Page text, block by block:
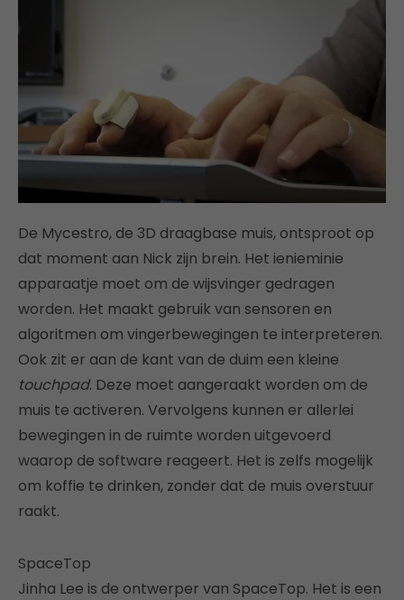
De Mycestro, de 3D draagbase muis, ontsproot op
dat moment aan Nick zijn brein. Het ienieminie
apparaatje moet om de wijsvinger gedragen
worden. Het maakt gebruik van sensoren en
algoritmen om vingerbewegingen te interpreteren.
Ook zit er aan de kant van de duim een kleine
touchpad. Deze moet aangeraakt worden om de
muis te activeren. Vervolgens kunnen er allerlei
bewegingen in de ruimte worden uitgevoerd
waarop de software reageert. Het is zelfs mogelijk
om koffie te drinken, zonder dat de muis overstuur
raakt.
SpaceTop
Jinha Lee is de ontwerper van SpaceTop. Het is een